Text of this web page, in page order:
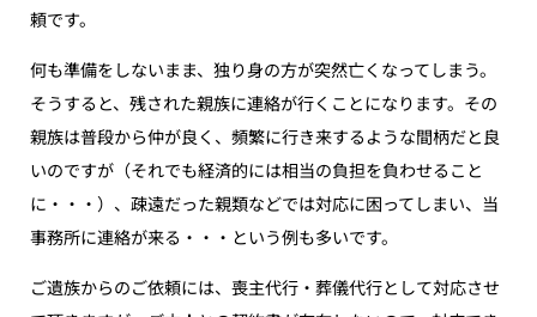
頼です。
何も準備をしないまま、独り身の方が突然亡くなってしまう。
そうすると、残された親族に連絡が行くことになります。その
親族は普段から仲が良く、頻繁に行き来するような間柄だと良
いのですが（それでも経済的には相当の負担を負わせること
に・・・）、疎遠だった親類などでは対応に困ってしまい、当
事務所に連絡が来る・・・という例も多いです。
ご遺族からのご依頼には、喪主代行・葬儀代行として対応させ